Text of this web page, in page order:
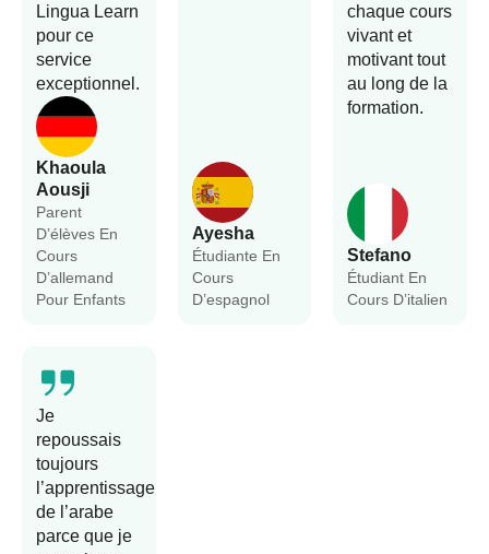
Khaoula
Aousji
Parent
D’élèves En
Cours
D’allemand
Pour Enfants
Lingua Learn
pour ce
service
exceptionnel.
Ayesha
Étudiante En
Cours
D’espagnol
Stefano
Étudiant En
Cours D’italien
chaque cours
vivant et
motivant tout
au long de la
formation.
Je
repoussais
toujours
l’apprentissage
de l’arabe
parce que je